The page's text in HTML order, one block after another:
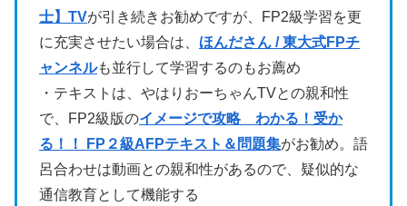
士】TVが引き続きお勧めですが、FP2級学習を更
に充実させたい場合は、 ほんださん / 東大式FPチ
ャンネルも並行して学習するのもお薦め
・テキストは、やはりおーちゃんTVとの親和性
で、FP2級版のイメージで攻略 わかる！受か
る！！ FP２級AFPテキスト＆問題集がお勧め。語
呂合わせは動画との親和性があるので、疑似的な
通信教育として機能する